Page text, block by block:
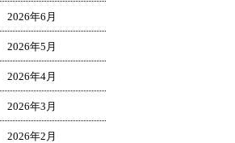
2026年6月
2026年5月
2026年4月
2026年3月
2026年2月